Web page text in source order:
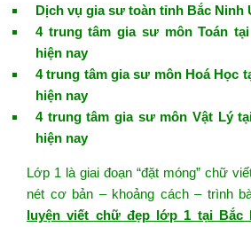
Dịch vụ gia sư toàn tỉnh Bắc Ninh
4 trung tâm gia sư môn Toán
hiện nay
4 trung tâm gia sư môn Hoá Học
hiện nay
4 trung tâm gia sư môn Vật Lý
hiện nay
Lớp 1 là giai đoạn “đặt móng” chữ
nét cơ bản – khoảng cách – trình
luyện viết chữ đẹp lớp 1 tại Bắc